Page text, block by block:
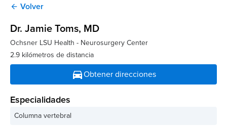
arrow_back Volver
Dr. Jamie Toms, MD
Ochsner LSU Health - Neurosurgery Center
2.9 kilómetros de distancia
directions_carObtener direcciones
Especialidades
Columna vertebral